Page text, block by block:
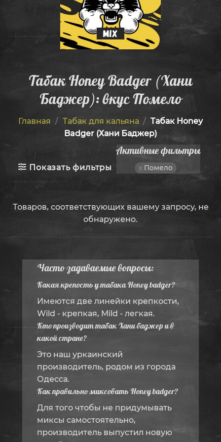
MIX
Табак Honey Badger (Хани
Баджер): вкус Помело
Главная / Табак для кальяна / Табак Honey
Badger (Хани Баджер)
Показать фильтры
Активные фильтры
Помело
Товаров, соответствующих вашему запросу, не
обнаружено.
Часто задаваемые вопросы:
Какая крепость у табака Honey badger?
Имеются две линейки крепкости,
Wild - крепкая, Mild - легкая.
Кто производит табак Хани баджер и в
какой стране?
Это наш уркаинский
производитель, родом из города
Одесса.
Как правильно миксовать Honey badger?
Для того чтобы не придумывать
миксы самостоятельно,
производитель выпустил новую